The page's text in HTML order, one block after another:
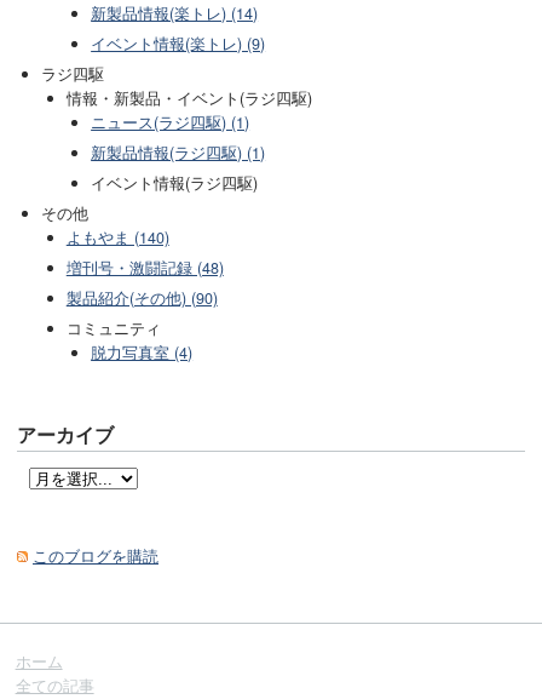
新製品情報(楽トレ) (14)
イベント情報(楽トレ) (9)
ラジ四駆
情報・新製品・イベント(ラジ四駆)
ニュース(ラジ四駆) (1)
新製品情報(ラジ四駆) (1)
イベント情報(ラジ四駆)
その他
よもやま (140)
増刊号・激闘記録 (48)
製品紹介(その他) (90)
コミュニティ
脱力写真室 (4)
アーカイブ
このブログを購読
ホーム
全ての記事